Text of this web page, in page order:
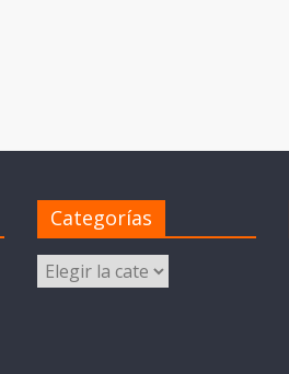
Categorías
Categorías